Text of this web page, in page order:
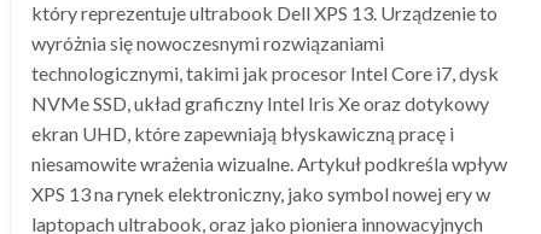
który reprezentuje ultrabook Dell XPS 13. Urządzenie to
wyróżnia się nowoczesnymi rozwiązaniami
technologicznymi, takimi jak procesor Intel Core i7, dysk
NVMe SSD, układ graficzny Intel Iris Xe oraz dotykowy
ekran UHD, które zapewniają błyskawiczną pracę i
niesamowite wrażenia wizualne. Artykuł podkreśla wpływ
XPS 13 na rynek elektroniczny, jako symbol nowej ery w
laptopach ultrabook, oraz jako pioniera innowacyjnych